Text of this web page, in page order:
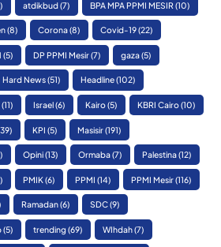
atdikbud(7) BPA MPA PPMI MESIR(10)
(8) Corona(8) Covid-19(22)
(5) DP PPMI Mesir(7) gaza(5)
Hard News(51) Headline(102)
(11) Israel(6) Kairo(5) KBRI Cairo(10)
KPI (5) Masisir(191)
Opini(13) Ormaba(7) Palestina(12)
PMIK(6) PPMI (14) PPMI Mesir(116)
Ramadan(6) SDC(9)
(5) trending (69) WIhdah(7)